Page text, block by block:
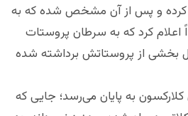
کرده و پس از آن مشخص شده که به
اعلام کرد که به سرطان پروستات
بخشی از پروستاتش برداشته شده
به پایان می‌رسد؛ جایی که